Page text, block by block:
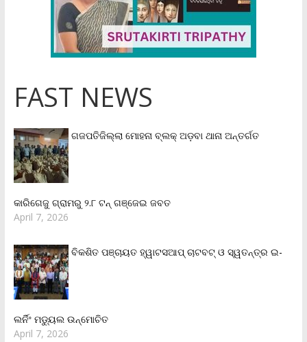
FAST NEWS
ଗଜପତିଜିଲ୍ଲା ମୋହନା ବ୍ଲକ୍‌ ଅଡ଼ବା ଥାନା ଅନ୍ତର୍ଗତ
କାରିଗେଜୁ ଗ୍ରାମରୁ ୨.୮ ଟନ୍ ଗଞ୍ଜେଇ ଜବତ
April 7, 2026
ବିକଶିତ ପଞ୍ଚାୟତ ହ୍ୱାଟସଆପ୍ ଚାଟବଟ୍ ଓ ସ୍ୱତନ୍ତ୍ର ଇ-
ଲର୍ନିଂ ମଡ୍ୟୁଲ ଉନ୍ମୋଚିତ
April 7, 2026